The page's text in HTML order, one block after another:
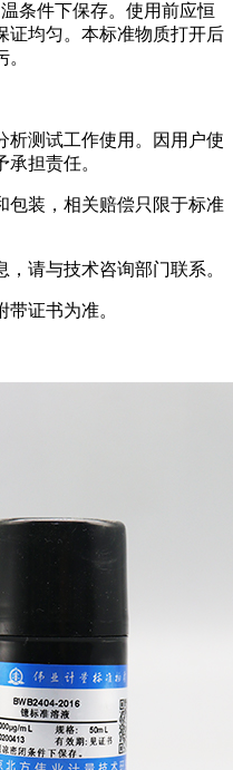
条件下保存。使用前应恒
证均匀。本标准物质打开后
析测试工作使用。因用户使
担责任。
包装，相关赔偿只限于标准
请与技术咨询部门联系。
证书为准。